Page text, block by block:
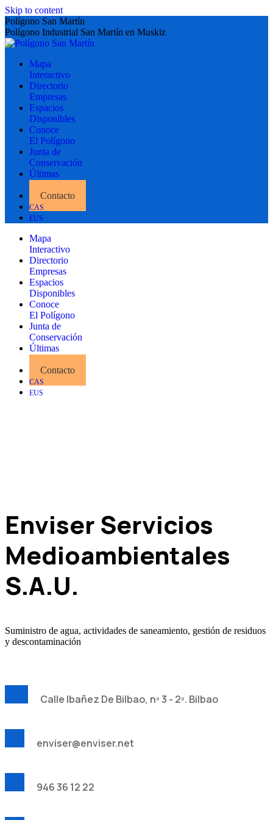
Skip to content
Polígono San Martín
Polígono Industrial San Martín en Muskiz
Mapa
Interactivo
Directorio
Empresas
Espacios
Disponibles
Conoce
El Polígono
Junta de
Conservación
Últimas
Contacto
CAS
EUS
Mapa
Interactivo
Directorio
Empresas
Espacios
Disponibles
Conoce
El Polígono
Junta de
Conservación
Últimas
Contacto
CAS
EUS
Enviser Servicios
Medioambientales
S.A.U.
Suministro de agua, actividades de saneamiento, gestión de residuos
y descontaminación
Calle Ibañez De Bilbao, nº 3 - 2º. Bilbao
enviser@enviser.net
946 36 12 22